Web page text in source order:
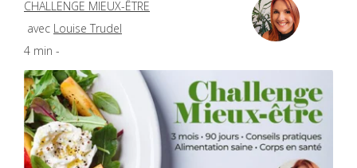
CHALLENGE MIEUX-ÊTRE
avec Louise Trudel
4 min -